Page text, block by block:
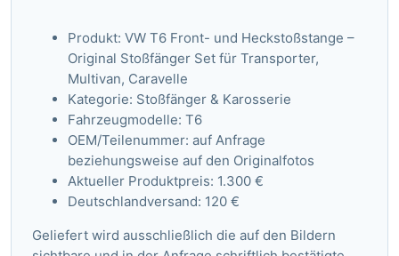
Produkt: VW T6 Front- und Heckstoßstange –
Original Stoßfänger Set für Transporter,
Multivan, Caravelle
Kategorie: Stoßfänger & Karosserie
Fahrzeugmodelle: T6
OEM/Teilenummer: auf Anfrage
beziehungsweise auf den Originalfotos
Aktueller Produktpreis: 1.300 €
Deutschlandversand: 120 €
Geliefert wird ausschließlich die auf den Bildern